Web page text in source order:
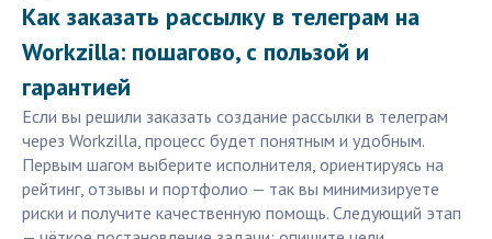
Как заказать рассылку в телеграм на
Workzilla: пошагово, с пользой и
гарантией
Если вы решили заказать создание рассылки в телеграм
через Workzilla, процесс будет понятным и удобным.
Первым шагом выберите исполнителя, ориентируясь на
рейтинг, отзывы и портфолио — так вы минимизируете
риски и получите качественную помощь. Следующий этап